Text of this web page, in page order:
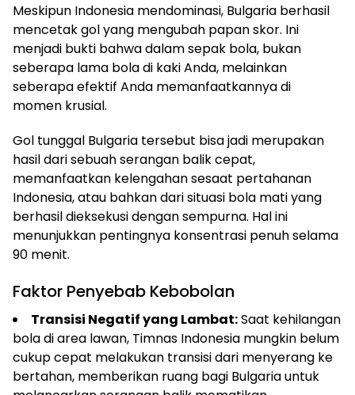
Meskipun Indonesia mendominasi, Bulgaria berhasil
mencetak gol yang mengubah papan skor. Ini
menjadi bukti bahwa dalam sepak bola, bukan
seberapa lama bola di kaki Anda, melainkan
seberapa efektif Anda memanfaatkannya di
momen krusial.
Gol tunggal Bulgaria tersebut bisa jadi merupakan
hasil dari sebuah serangan balik cepat,
memanfaatkan kelengahan sesaat pertahanan
Indonesia, atau bahkan dari situasi bola mati yang
berhasil dieksekusi dengan sempurna. Hal ini
menunjukkan pentingnya konsentrasi penuh selama
90 menit.
Faktor Penyebab Kebobolan
Transisi Negatif yang Lambat:Saat kehilangan
bola di area lawan, Timnas Indonesia mungkin belum
cukup cepat melakukan transisi dari menyerang ke
bertahan, memberikan ruang bagi Bulgaria untuk